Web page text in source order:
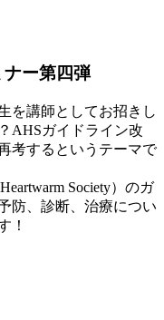
ー第四弾
を講師としてお招きし
AHSガイドライン改
考するというテーマで
Society）のガ
防、診断、治療につい
！